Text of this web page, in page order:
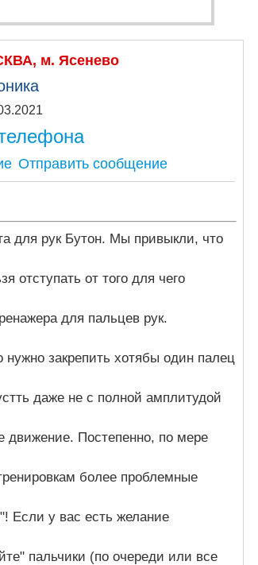
м. Ясенево
с 25.03.2021
Отправить сообщение
для рук Бутон. Мы привыкли, что
отступать от того для чего
для пальцев рук.
закрепить хотябы один палец
даже не с полной амплитудой
движение. Постепенно, по мере
более проблемные
пальчики (по очереди или все